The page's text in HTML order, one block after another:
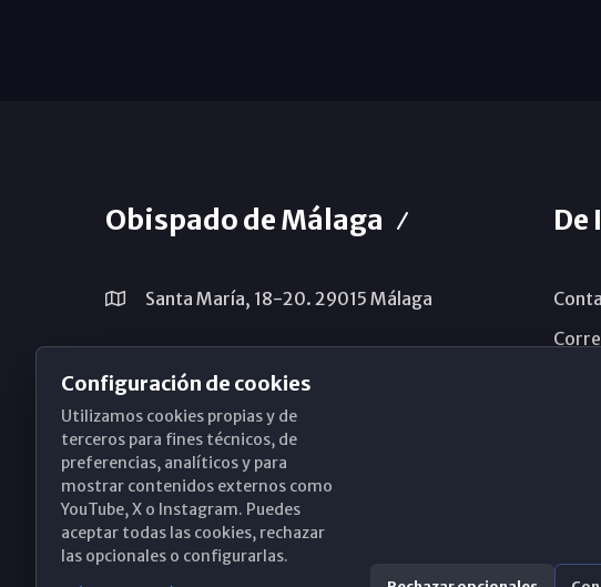
Obispado de Málaga
Santa María, 18-20. 29015 Málaga
obispado@diocesismalaga.es
De
Configuración de cookies
Utilizamos cookies propias y de
terceros para fines técnicos, de
preferencias, analíticos y para
mostrar contenidos externos como
YouTube, X o Instagram. Puedes
aceptar todas las cookies, rechazar
las opcionales o configurarlas.